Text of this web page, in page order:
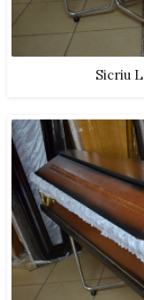
Sicriu